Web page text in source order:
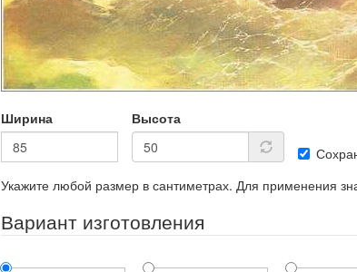
Ширина
Высота
Укажите любой размер в сантиметрах. Для применения
Вариант изготовления